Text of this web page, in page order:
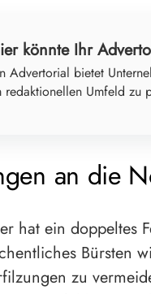
könnte Ihr
Advertorial bietet
redaktionellen Umfeld zu
an die
hat ein doppeltes
Bürsten
zu